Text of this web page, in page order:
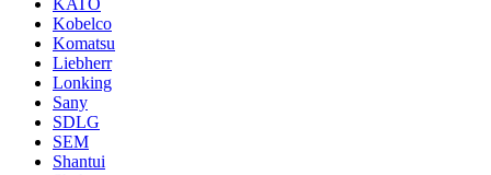
KATO
Kobelco
Komatsu
Liebherr
Lonking
Sany
SDLG
SEM
Shantui